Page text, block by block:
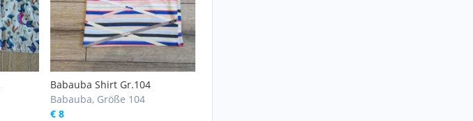
Babauba Shirt Gr.104
Babauba, Größe 104
€ 8